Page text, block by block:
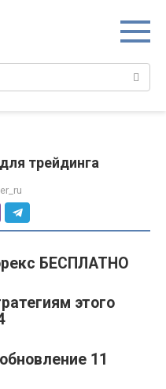
трейдинга
БЕСПЛАТНО
этого
11